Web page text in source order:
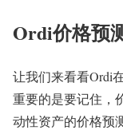
Ordi价格预
让我们来看看Ordi
重要的是要记住，
动性资产的价格预